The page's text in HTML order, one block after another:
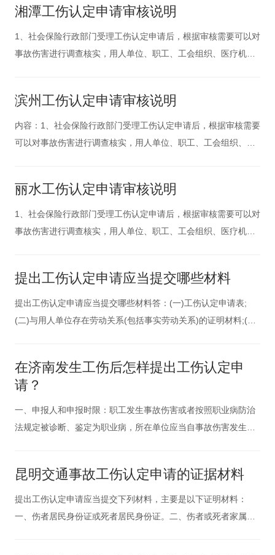
取得的职业病诊断证明书或者职业病诊断鉴定书，社会保险行政
部门不再进行调查
湘潭工伤认定申请审核说明
1、社会保险行政部门受理工伤认定申请后，根据审核需要可以对
事故伤害进行调查核实，用人单位、职工、工会组织、医疗机构
取得的职业病诊断证明书或者职业病诊断鉴定书，社会保险行政
部门不再进行调查
滨州工伤认定申请审核说明
内容：1、社会保险行政部门受理工伤认定申请后，根据审核需要
可以对事故伤害进行调查核实，用人单位、职工、工会组织、医
对依法取得的职业病诊断证明书或者职业病诊断鉴定书，社会保
险行政部门不再进
丽水工伤认定申请审核说明
1、社会保险行政部门受理工伤认定申请后，根据审核需要可以对
事故伤害进行调查核实，用人单位、职工、工会组织、医疗机构
取得的职业病诊断证明书或者职业病诊断鉴定书，社会保险行政
部门不再进行调查
提出工伤认定申请应当提交哪些材料
提出工伤认定申请应当提交哪些材料答：(一)工伤认定申请表;
(二)与用人单位存在劳动关系(包括事实劳动关系)的证明材料;(三)
伤害程度等基本情况。工伤认定申请人提供材料不完整的，社会
保险行
在济南发生工伤后怎样提出工伤认定申
请？
一、申报人和申报时限：职工发生事故伤害或者按照职业病防治
法规定被诊断、鉴定为职业病，所在单位应当自事故伤害发生之
申请时限可以适当延长，但最长不超过30日。用人单位未按前款
规定提出工伤认定
昆明交通事故工伤认定申请的证据材料
提出工伤认定申请应当提交下列材料，主要是以下证明材料：
一、伤者居民身份证或死者居民身份证。二、伤者或死者家属委